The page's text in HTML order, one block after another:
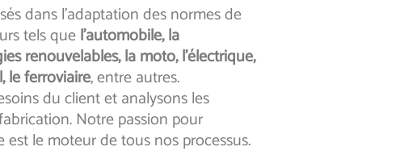
dans l’adaptation des normes de
tels quel’automobile, la
renouvelables, la moto, l’électrique,
le ferroviaire, entre autres.
du client et analysons les
Notre passion pour
est le moteur de tous nos processus.